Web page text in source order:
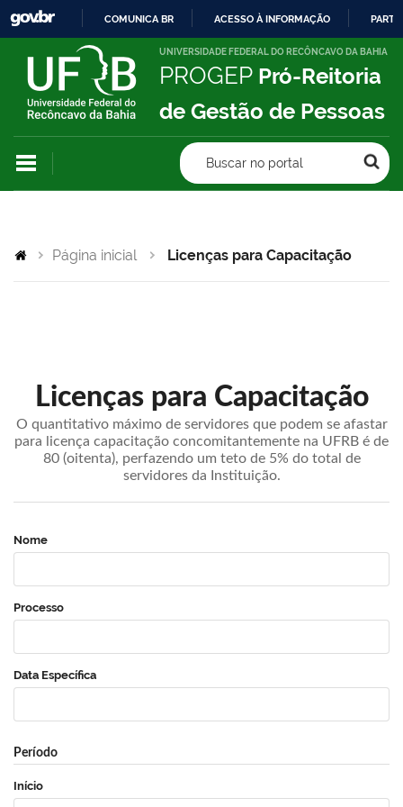
IR
PARA
CONTEÚDO
COMUNICA BR ACESSO À INFORMAÇÃO
UNIVERSIDADE FEDERAL DO RECÔNCAVO DA BAHIA
PROGEP Pró-Reitoria
de Gestão de Pessoas
Buscar no portal
Página inicial Licenças para Capacitação
Licenças para Capacitação
O quantitativo máximo de servidores que podem se afastar
para licença capacitação concomitantemente na UFRB é de
80 (oitenta), perfazendo um teto de 5% do total de
servidores da Instituição.
Nome
Processo
Data Específica
Período
Início